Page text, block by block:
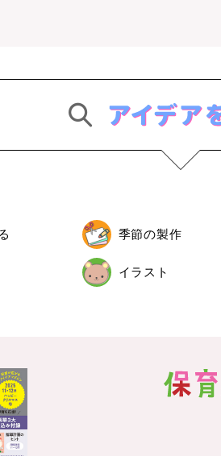
季節の製作
イラスト